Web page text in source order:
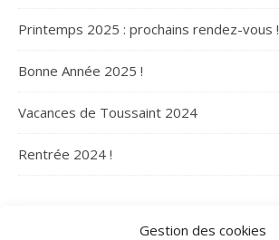
Gestion des cookies
Printemps 2025 : prochains rendez-vous !
Bonne Année 2025 !
Vacances de Toussaint 2024
Rentrée 2024 !
ARCHIVES